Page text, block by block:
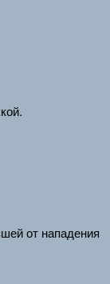
от нападения